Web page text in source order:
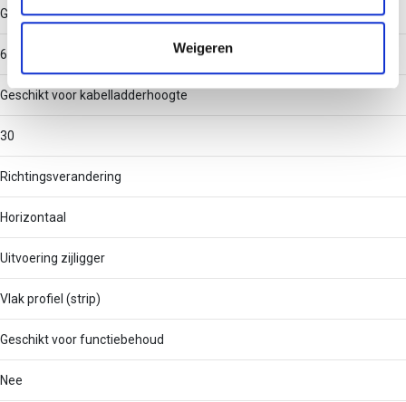
verzameld op basis van uw gebruik van hun services.
Weigeren
Geschikt voor kabelladderbreedte
600
Geschikt voor kabelladderhoogte
30
Richtingsverandering
Horizontaal
Uitvoering zijligger
Vlak profiel (strip)
Geschikt voor functiebehoud
Nee